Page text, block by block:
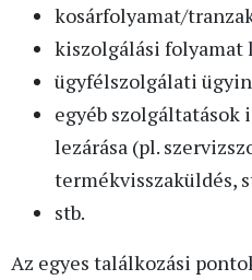
kosárfolyamat/
kiszolgálási folyamat
ügyfélszolgálati
egyéb szolgáltatások
lezárása (pl.
termékvisszaküldés,
stb.
Az egyes találkozási